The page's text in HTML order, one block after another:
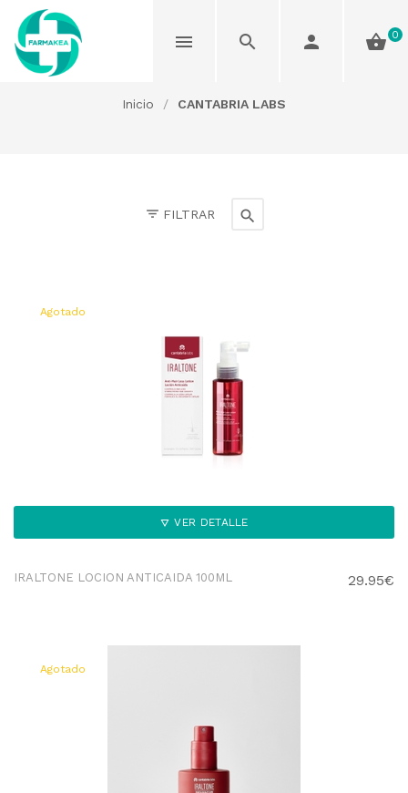
0
CANTABRIA LABS
Inicio / CANTABRIA LABS
FILTRAR
Agotado
VER DETALLE
IRALTONE LOCION ANTICAIDA 100ML 29.95€
Agotado